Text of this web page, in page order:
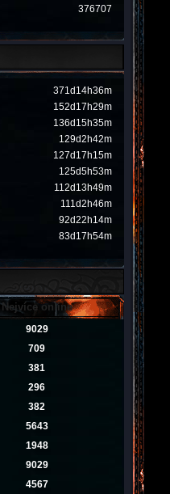
376707
371d14h36m
152d17h29m
136d15h35m
129d2h42m
127d17h15m
125d5h53m
112d13h49m
111d2h46m
92d22h14m
83d17h54m
Nejvíce online
9029
709
381
296
382
5643
1948
9029
4567